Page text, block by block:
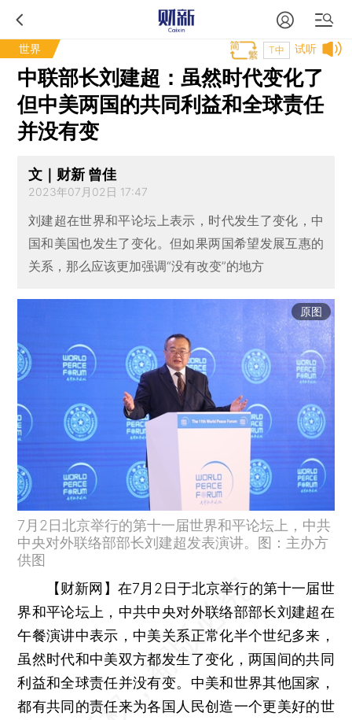
世界 试听
T中
中联部长刘建超：虽然时代变化了
但中美两国的共同利益和全球责任
并没有变
文｜财新 曾佳
2023年07月02日 17:47
刘建超在世界和平论坛上表示，时代发生了变化，中
国和美国也发生了变化。但如果两国希望发展互惠的
关系，那么应该更加强调“没有改变”的地方
原图
7月2日北京举行的第十一届世界和平论坛上，中共
中央对外联络部部长刘建超发表演讲。图：主办方
供图
【财新网】 在7月2日于北京举行的第十一届世
界和平论坛上，中共中央对外联络部部长刘建超在
午餐演讲中表示，中美关系正常化半个世纪多来，
虽然时代和中美双方都发生了变化，两国间的共同
利益和全球责任并没有变。中美和世界其他国家，
都有共同的责任来为各国人民创造一个更美好的世